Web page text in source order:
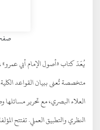
يُعَدّ كتاب «أصول الإمام أبي عمرو»
متخصصة تُعنى ببيان القواعد
العلاء البصري، مع تحرير
النظري والتطبيق العملي. تفتتح